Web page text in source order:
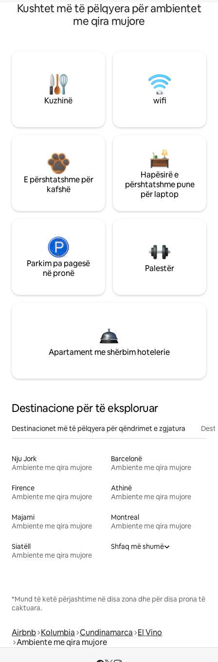
Kushtet më të pëlqyera për ambientet
me qira mujore
Kuzhinë wifi
E përshtatshme për
kafshë
Hapësirë e
përshtatshme pune
për laptop
Parkim pa pagesë
në pronë
Palestër
Apartament me shërbim hotelerie
Destinacione për të eksploruar
Destinacionet më të pëlqyera për qëndrimet e zgjatura
Nju Jork
Ambiente me qira mujore
Barcelonë
Ambiente me qira mujore
Firence
Ambiente me qira mujore
Athinë
Ambiente me qira mujore
Majami
Ambiente me qira mujore
Montreal
Ambiente me qira mujore
Siatëll
Ambiente me qira mujore
Shfaq më shumë
*Mund të ketë përjashtime në disa zona dhe për disa prona të
caktuara.
Airbnb Kolumbia Cundinamarca El Vino
Ambiente me qira mujore